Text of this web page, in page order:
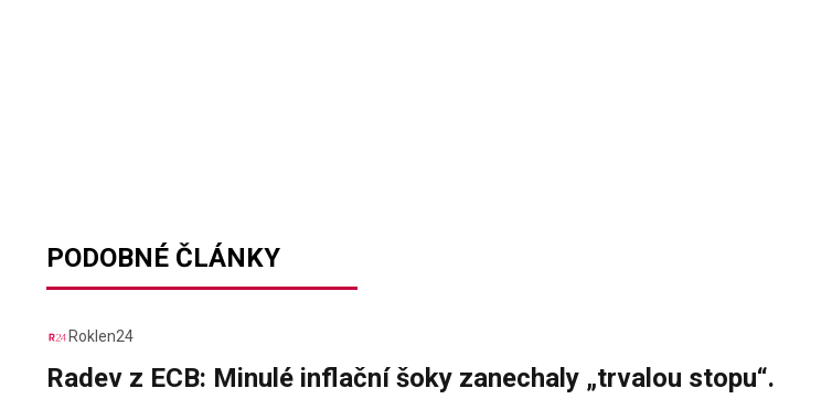
PODOBNÉ ČLÁNKY
Roklen24
Radev z ECB: Minulé inflační šoky zanechaly „trvalou stopu“.